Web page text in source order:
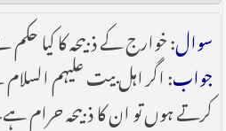
سوال: خوارج کے ذبیحہ کا کیا
جواب: اگر اہل بیت علیہم
کرتے ہوں تو ان کا ذبیحہ حرام